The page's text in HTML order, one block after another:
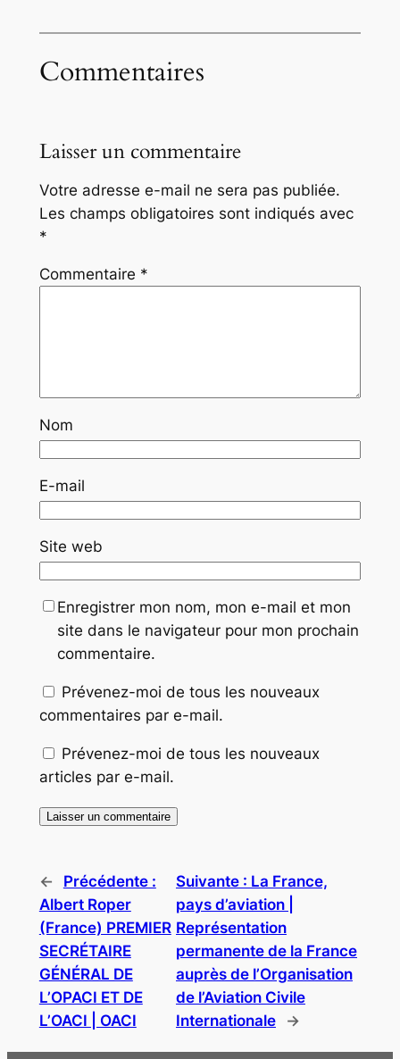
Commentaires
Laisser un commentaire
Votre adresse e-mail ne sera pas publiée.
Les champs obligatoires sont indiqués avec
*
Commentaire *
Nom
E-mail
Site web
Enregistrer mon nom, mon e-mail et mon
site dans le navigateur pour mon prochain
commentaire.
Prévenez-moi de tous les nouveaux
commentaires par e-mail.
Prévenez-moi de tous les nouveaux
articles par e-mail.
←
Précédente :
Albert Roper
(France) PREMIER
SECRÉTAIRE
GÉNÉRAL DE
L’OPACI ET DE
L’OACI | OACI
Suivante : La France,
pays d’aviation |
Représentation
permanente de la France
auprès de l’Organisation
de l’Aviation Civile
Internationale
→